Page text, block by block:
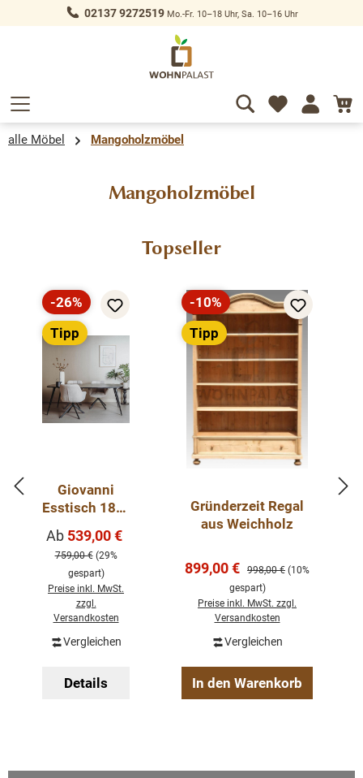
springen 02137 9272519Mo.-Fr. 10–18 Uhr, Sa. 10–16 Uhr
alle Möbel Mangoholzmöbel
Mangoholzmöbel
Produktgalerie überspringen
Topseller
Rabatt
-26%
Tipp
Giovanni
Esstisch 180-
Mango Holz
Metallbeine
Verkaufspreis:
Ab 539,00 €
759,00 € (29%
gespart)
Preise inkl. MwSt.
zzgl.
Versandkosten
Vergleichen
Details
Rabatt
-10%
Tipp
Gründerzeit Regal
aus Weichholz
Verkaufspreis:
899,00 € Regulärer Preis:
998,00 € (10%
gespart)
Preise inkl. MwSt. zzgl.
Versandkosten
Vergleichen
In den Warenkorb